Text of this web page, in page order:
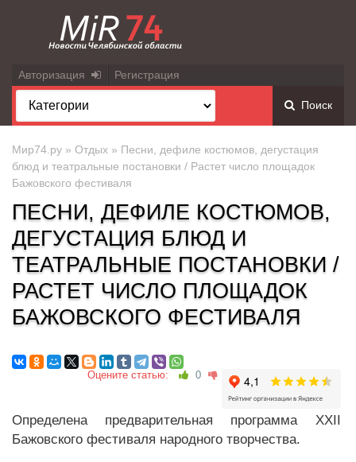
Авторизация Регистрация
Поиск
Мир74.ру » Отдых » Песни, дефиле костюмов, дегустация
блюд и театральные постановки / Растет число площадок
Бажовского фестиваля
ПЕСНИ, ДЕФИЛЕ КОСТЮМОВ,
ДЕГУСТАЦИЯ БЛЮД И
ТЕАТРАЛЬНЫЕ ПОСТАНОВКИ /
РАСТЕТ ЧИСЛО ПЛОЩАДОК
БАЖОВСКОГО ФЕСТИВАЛЯ
Оцените статью: 0
Определена предварительная программа XXII
Бажовского фестиваля народного творчества.